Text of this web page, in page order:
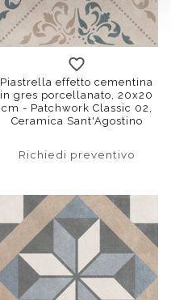
Piastrella effetto cementina
in gres porcellanato, 20x20
cm - Patchwork Classic 02,
Ceramica Sant'Agostino
Richiedi preventivo